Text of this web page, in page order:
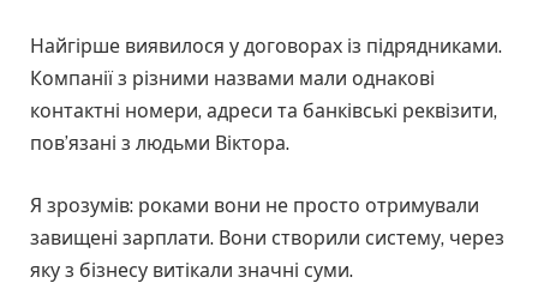
Найгірше виявилося у договорах із підрядниками.
Компанії з різними назвами мали однакові
контактні номери, адреси та банківські реквізити,
пов’язані з людьми Віктора.
Я зрозумів: роками вони не просто отримували
завищені зарплати. Вони створили систему, через
яку з бізнесу витікали значні суми.